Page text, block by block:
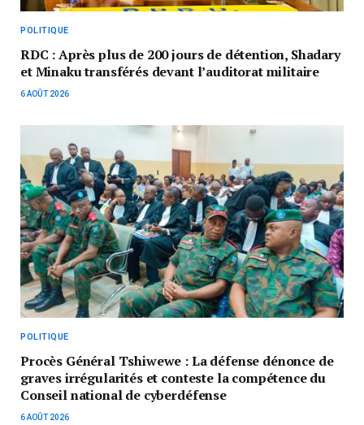
POLITIQUE
RDC : Après plus de 200 jours de détention, Shadary
et Minaku transférés devant l’auditorat militaire
6 AOÛT 2026
POLITIQUE
Procès Général Tshiwewe : La défense dénonce de
graves irrégularités et conteste la compétence du
Conseil national de cyberdéfense
6 AOÛT 2026